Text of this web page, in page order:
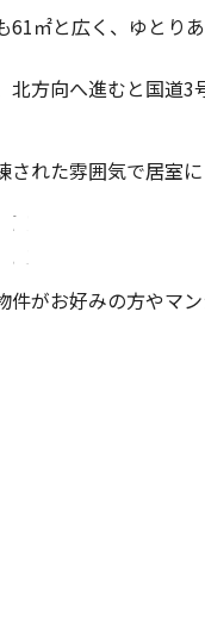
61㎡と広く、ゆとり
北方向へ進むと国道3
された雰囲気で居室
件がお好みの方やマ